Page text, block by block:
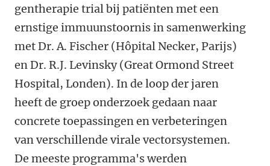
gentherapie trial bij patiënten met een
ernstige immuunstoornis in samenwerking
met Dr. A. Fischer (Hôpital Necker, Parijs)
en Dr. R.J. Levinsky (Great Ormond Street
Hospital, Londen). In de loop der jaren
heeft de groep onderzoek gedaan naar
concrete toepassingen en verbeteringen
van verschillende virale vectorsystemen.
De meeste programma's werden